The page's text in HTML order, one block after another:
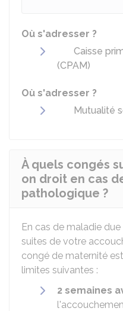
Où s'adresser ?
Caisse
(CPAM)
Où s'adresser ?
Mutualité
À quels congés
on droit en cas
pathologique ?
En cas de maladie
suites de votre
congé de maternité est
limites suivantes :
2 semaines